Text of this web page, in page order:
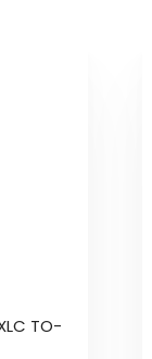
TO-